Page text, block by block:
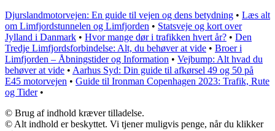
Djurslandmotorvejen: En guide til vejen og dens betydning • Læs alt
om Limfjordstunnelen og Limfjorden • Statsveje og kort over
Jylland i Danmark • Hvor mange dør i trafikken hvert år? • Den
Tredje Limfjordsforbindelse: Alt, du behøver at vide • Broer i
Limfjorden – Åbningstider og Information • Vejbump: Alt hvad du
behøver at vide • Aarhus Syd: Din guide til afkørsel 49 og 50 på
E45 motorvejen • Guide til Ironman Copenhagen 2023: Trafik, Rute
og Tider•
© Brug af indhold kræver tilladelse.
© Alt indhold er beskyttet. Vi tjener muligvis penge, når du klikker